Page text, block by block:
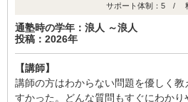
サポート体制：5 /
通塾時の学年：浪人 ～浪人
投稿：2026年
【講師】
講師の方はわからない問題を優しく
すかった。どんな質問もすぐにわか